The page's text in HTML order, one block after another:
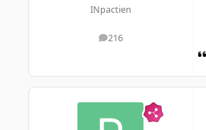
INpactien
216
messages